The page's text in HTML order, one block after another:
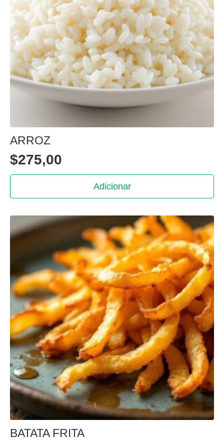
ARROZ
$275,00
Adicionar
BATATA FRITA